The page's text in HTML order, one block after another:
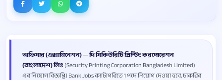
অফিসার (এক্সামিনেশন)—দি সিকিউরিটি প্রিন্টিং করপোরেশন
(বাংলাদেশ) লিঃ(Security Printing Corporation Bangladesh Limited)
এর নিয়োগ বিজ্ঞপ্তি। Bank Jobs ক্যাটাগরিতে 1 পদে নিয়োগ দেওয়া হবে, চাকরির